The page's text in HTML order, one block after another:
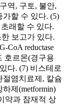
역, 구토, 불안,
할 수 있다. (5)
래할 수 있다.
보고가 있다.
CoA reductase
호르몬(경구용
다. (7) 비스테로
절염치료제, 칼슘
제(metformin)
약과 잠재적 상